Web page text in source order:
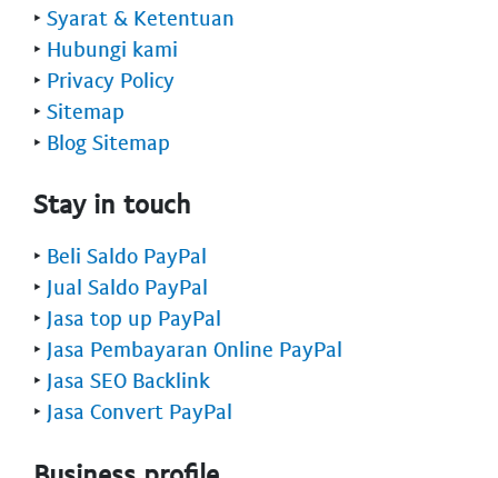
‣ Syarat & Ketentuan
‣ Hubungi kami
‣ Privacy Policy
‣ Sitemap
‣ Blog Sitemap
Stay in touch
‣ Beli Saldo PayPal
‣ Jual Saldo PayPal
‣ Jasa top up PayPal
‣ Jasa Pembayaran Online PayPal
‣ Jasa SEO Backlink
‣ Jasa Convert PayPal